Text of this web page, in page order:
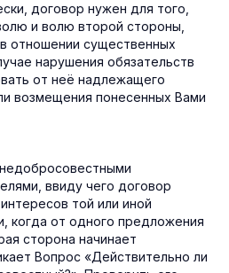
договор нужен для того,
и волю второй стороны,
отношении существенных
нарушения обязательств
от неё надлежащего
возмещения понесенных Вами
ввиду чего договор
той или иной
когда от одного предложения
сторона начинает
Вопрос «Действительно ли